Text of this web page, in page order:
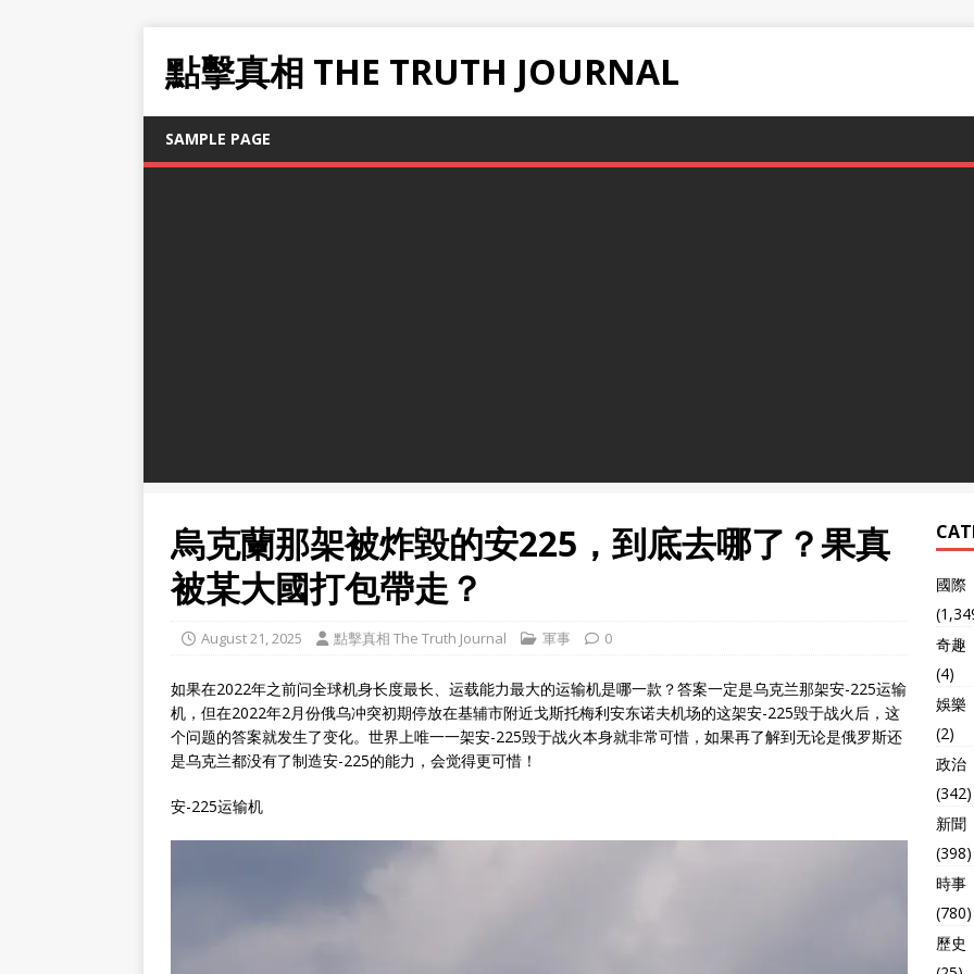
點擊真相 THE TRUTH JOURNAL
SAMPLE PAGE
烏克蘭那架被炸毀的安225，到底去哪了？果真
被某大國打包帶走？
August 21, 2025 點擊真相 The Truth Journal 軍事 0
如果在2022年之前问全球机身长度最长、运载能力最大的运输机是哪一款？答案一定是乌克兰那架安-225运输
机，但在2022年2月份俄乌冲突初期停放在基辅市附近戈斯托梅利安东诺夫机场的这架安-225毁于战火后，这
个问题的答案就发生了变化。世界上唯一一架安-225毁于战火本身就非常可惜，如果再了解到无论是俄罗斯还
是乌克兰都没有了制造安-225的能力，会觉得更可惜！
安-225运输机
國際
奇趣
(4)
娛樂
(2)
政治
(342)
新聞
(398)
時事
(780)
歷史